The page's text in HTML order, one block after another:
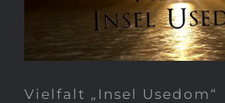
Vielfalt „Insel
Vielfalt „Insel Usedom“